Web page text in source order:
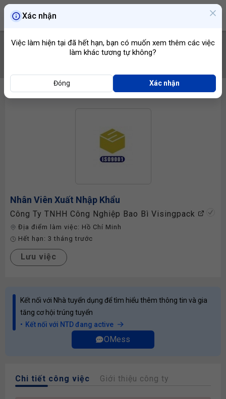
Nhân Viên Xuất Nhập Khẩu
Công Ty TNHH Công Nghiệp Bao Bì Visingpack
Địa điểm làm việc: Hồ Chí Minh
Hết hạn: 3 tháng trước
Lưu việc
Kết nối với Nhà tuyển dụng để tìm hiểu thêm thông tin và gia
tăng cơ hội trúng tuyển
Kết nối với NTD đang active
OMess
Chi tiết công việc Giới thiệu công ty
Xác nhận
Việc làm hiện tại đã hết hạn, bạn có muốn xem thêm các việc
làm khác tương tự không?
Đóng Xác nhận